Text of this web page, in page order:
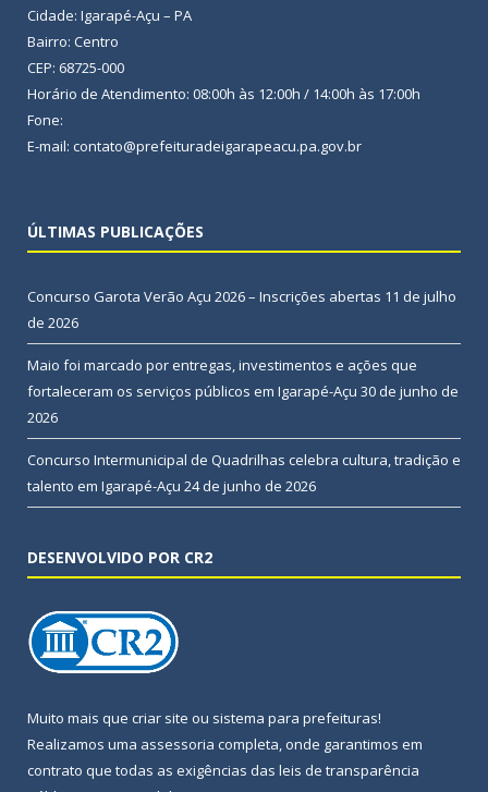
Cidade: Igarapé-Açu – PA
Bairro: Centro
CEP: 68725-000
Horário de Atendimento: 08:00h às 12:00h / 14:00h às 17:00h
Fone:
E-mail: contato@prefeituradeigarapeacu.pa.gov.br
ÚLTIMAS PUBLICAÇÕES
Concurso Garota Verão Açu 2026 – Inscrições abertas 11 de julho
de 2026
Maio foi marcado por entregas, investimentos e ações que
fortaleceram os serviços públicos em Igarapé-Açu 30 de junho de
2026
Concurso Intermunicipal de Quadrilhas celebra cultura, tradição e
talento em Igarapé-Açu 24 de junho de 2026
DESENVOLVIDO POR CR2
Muito mais que criar site ou sistema para prefeituras!
Realizamos uma assessoria completa, onde garantimos em
contrato que todas as exigências das leis de transparência